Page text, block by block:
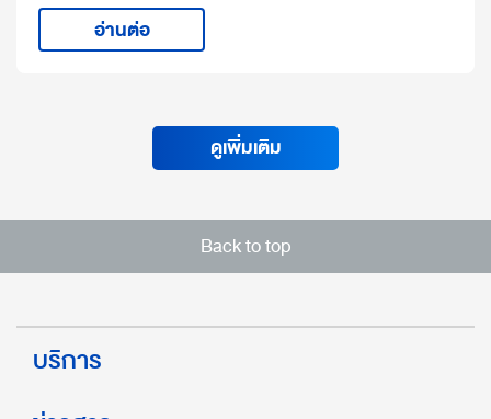
อ่านต่อ
ดูเพิ่มเติม
Back to top
บริการ